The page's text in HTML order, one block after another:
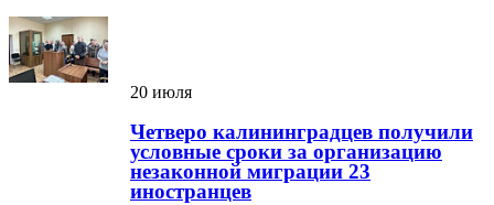
20 июля
Четверо калининградцев получили
условные сроки за организацию
незаконной миграции 23
иностранцев